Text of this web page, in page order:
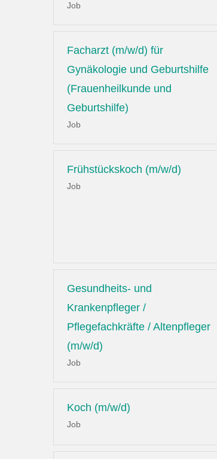
Job
Facharzt (m/w/d) für
Gynäkologie und Geburtshilfe
(Frauenheilkunde und
Geburtshilfe)
Job
Frühstückskoch (m/w/d)
Job
Gesundheits- und
Krankenpfleger /
Pflegefachkräfte / Altenpfleger
(m/w/d)
Job
Koch (m/w/d)
Job